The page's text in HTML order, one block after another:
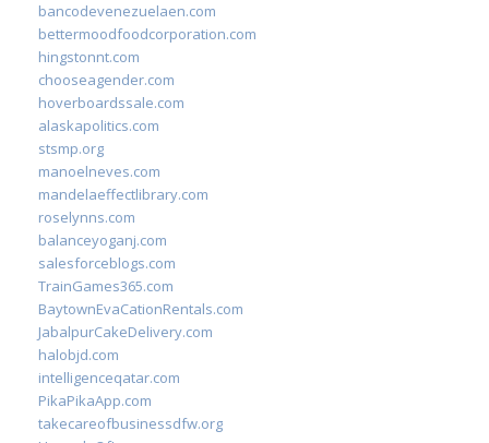
bancodevenezuelaen.com
bettermoodfoodcorporation.com
hingstonnt.com
chooseagender.com
hoverboardssale.com
alaskapolitics.com
stsmp.org
manoelneves.com
mandelaeffectlibrary.com
roselynns.com
balanceyoganj.com
salesforceblogs.com
TrainGames365.com
BaytownEvaCationRentals.com
JabalpurCakeDelivery.com
halobjd.com
intelligenceqatar.com
PikaPikaApp.com
takecareofbusinessdfw.org